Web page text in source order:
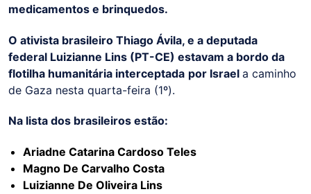
medicamentos e brinquedos.
O ativista brasileiro Thiago Ávila, e a deputada
federal Luizianne Lins (PT-CE) estavam a bordo da
flotilha humanitária interceptada por Israel a caminho
de Gaza nesta quarta-feira (1º).
Na lista dos brasileiros estão:
Ariadne Catarina Cardoso Teles
Magno De Carvalho Costa
Luizianne De Oliveira Lins